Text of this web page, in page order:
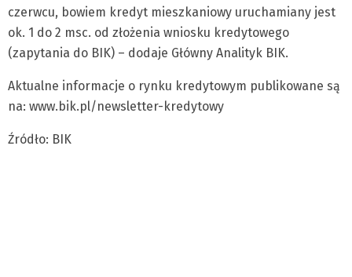
czerwcu, bowiem kredyt mieszkaniowy uruchamiany jest
ok. 1 do 2 msc. od złożenia wniosku kredytowego
(zapytania do BIK) – dodaje Główny Analityk BIK.
Aktualne informacje o rynku kredytowym publikowane są
na: www.bik.pl/newsletter-kredytowy
Źródło: BIK